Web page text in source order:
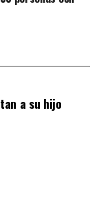
pesos, cifra
a su hijo